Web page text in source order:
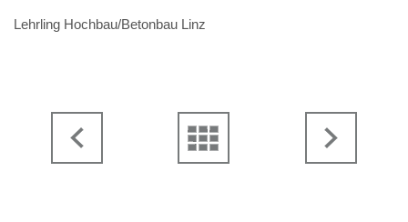
Lehrling Hochbau/Betonbau Linz